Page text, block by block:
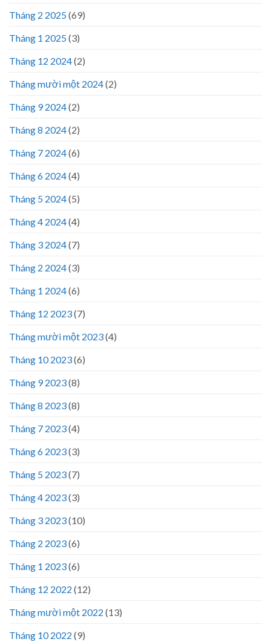
Tháng 2 2025(69)
Tháng 1 2025(3)
Tháng 12 2024(2)
Tháng mười một 2024(2)
Tháng 9 2024(2)
Tháng 8 2024(2)
Tháng 7 2024(6)
Tháng 6 2024(4)
Tháng 5 2024(5)
Tháng 4 2024(4)
Tháng 3 2024(7)
Tháng 2 2024(3)
Tháng 1 2024(6)
Tháng 12 2023(7)
Tháng mười một 2023(4)
Tháng 10 2023(6)
Tháng 9 2023(8)
Tháng 8 2023(8)
Tháng 7 2023(4)
Tháng 6 2023(3)
Tháng 5 2023(7)
Tháng 4 2023(3)
Tháng 3 2023(10)
Tháng 2 2023(6)
Tháng 1 2023(6)
Tháng 12 2022 (12)
Tháng mười một 2022 (13)
Tháng 10 2022 (9)